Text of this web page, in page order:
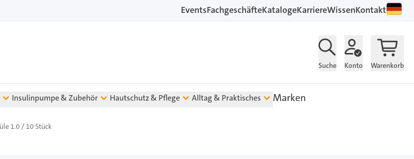
EventsFachgeschäfteKatalogeKarriereWissenKontakt
Suche Konto Warenkorb
Insulinpumpe & Zubehör Hautschutz & Pflege Alltag & Praktisches Marken
1.0 / 10 Stück